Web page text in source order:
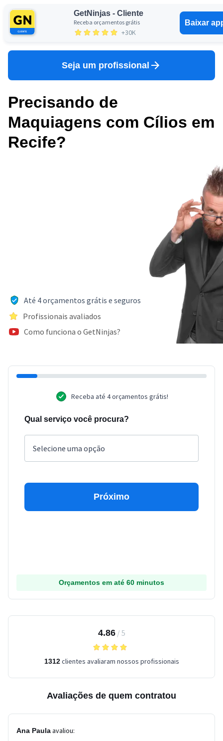
GetNinjas - Cliente
Receba orçamentos grátis
+30K
Baixar
Seja um profissional
Precisando de
Maquiagens com Cílios em
Recife?
Até 4 orçamentos grátis e seguros
Profissionais avaliados
Como funciona o GetNinjas?
Receba até 4 orçamentos grátis!
Qual serviço você procura?
Próximo
Orçamentos em até 60 minutos
4.86/ 5
1312clientes avaliaram nossos profissionais
Avaliações de quem contratou
Ana Paulaavaliou: